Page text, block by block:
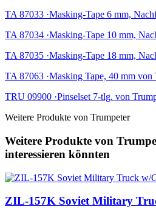
TA 87033 ·Masking-Tape 6 mm,
TA 87034 ·Masking-Tape 10 mm,
TA 87035 ·Masking-Tape 18 mm,
TA 87063 ·Masking Tape, 40 mm von
TRU 09900 ·Pinselset 7-tlg. von
Weitere Produkte von Trumpeter
Weitere Produkte von
interessieren könnten
ZIL-157K Soviet Military